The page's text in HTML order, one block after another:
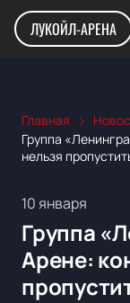
ЛУКОЙЛ-АРЕНА
Главная
Группа
нельзя
10 января
Группа
Арене: